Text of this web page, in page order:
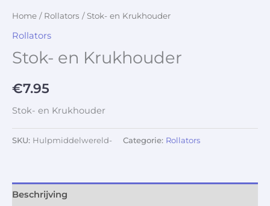
Home / Rollators / Stok- en Krukhouder
Rollators
Stok- en Krukhouder
€7.95
Stok- en Krukhouder
SKU: Hulpmiddelwereld- Categorie: Rollators
Beschrijving